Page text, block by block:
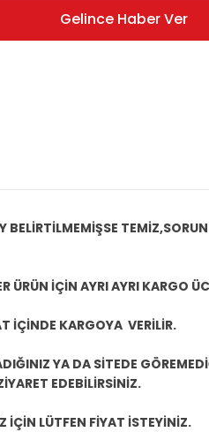
Gelince Haber Ver
ÜRÜN İÇİN AYRI AYRI KARGO
İÇİNDE KARGOYA VERİLİR.
YA DA SİTEDE
EDEBİLİRSİNİZ.
İÇİN LÜTFEN FİYAT İSTEYİNİZ.